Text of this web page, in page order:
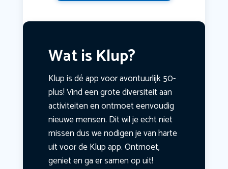
Wat is Klup?
Klup is dé app voor avontuurlijk 50-
plus! Vind een grote diversiteit aan
activiteiten en ontmoet eenvoudig
nieuwe mensen. Dit wil je echt niet
missen dus we nodigen je van harte
uit voor de Klup app. Ontmoet,
geniet en ga er samen op uit!